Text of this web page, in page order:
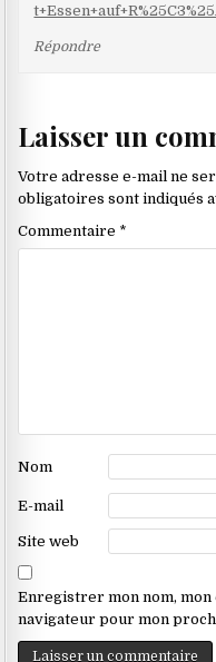
Répondre
Laisser un
Votre adresse e-mail ne
obligatoires sont indiqués
Commentaire *
Nom
E-mail
Site web
Enregistrer mon nom, mon
navigateur pour mon